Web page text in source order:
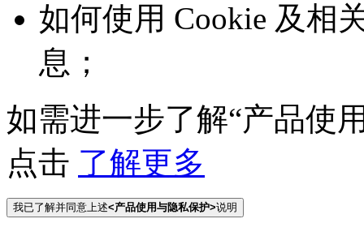
如何使用 Cookie 及相
息；
如需进一步了解“产品使
点击 了解更多
我已了解并同意上述<产品使用与隐私保护>说明